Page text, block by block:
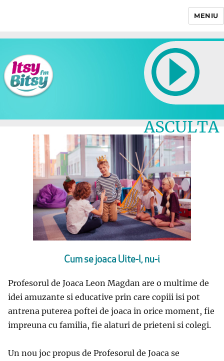
MENIU
ASCULTA
LIVE
Cum se joaca Uite-l, nu-i
Profesorul de Joaca Leon Magdan are o multime de
idei amuzante si educative prin care copiii isi pot
antrena puterea poftei de joaca in orice moment, fie
impreuna cu familia, fie alaturi de prieteni si colegi.
Un nou joc propus de Profesorul de Joaca se